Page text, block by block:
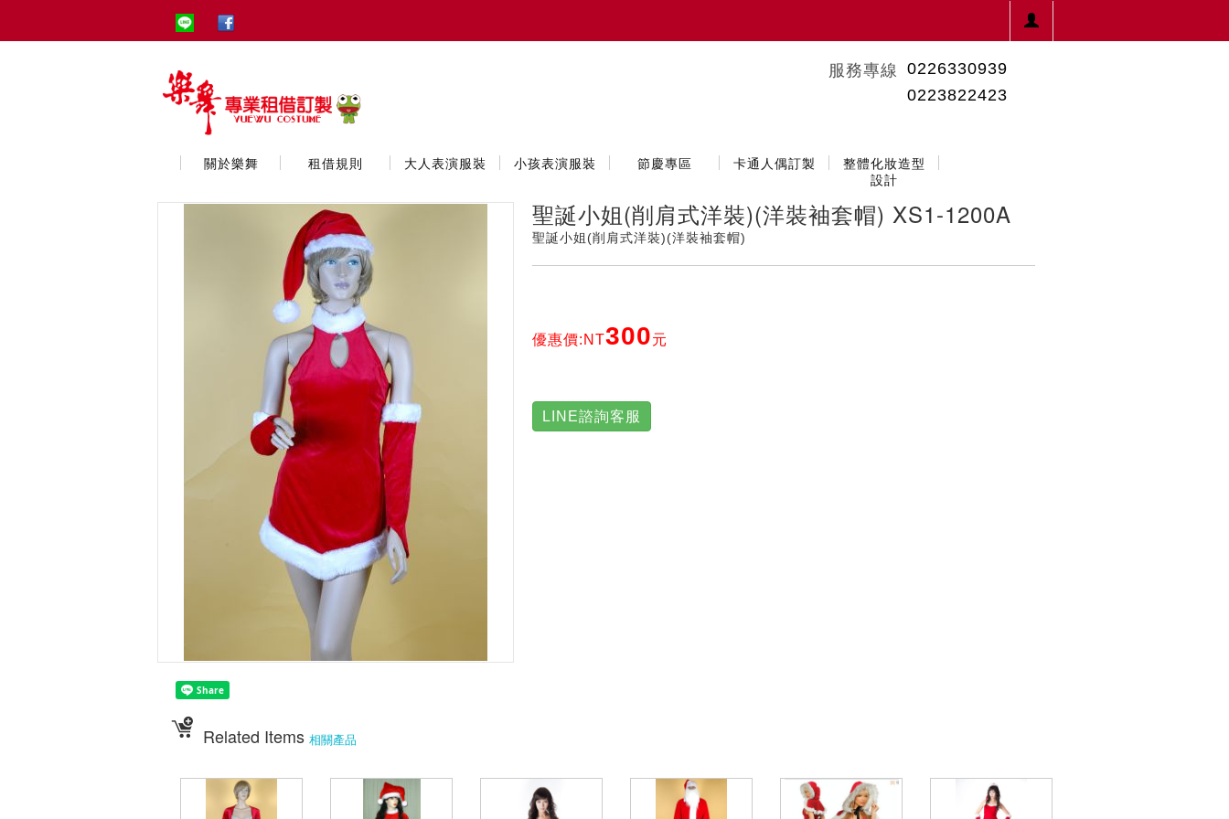
服務專線 0226330939
0223822423
關於樂舞 租借規則 大人表演服裝 小孩表演服裝 節慶專區 卡通人偶訂製
整體化妝造型
設計
聖誕小姐(削肩式洋裝)(洋裝袖套帽) XS1-1200A
聖誕小姐(削肩式洋裝)(洋裝袖套帽)
優惠價:NT300元
LINE諮詢客服
Related Items 相關產品